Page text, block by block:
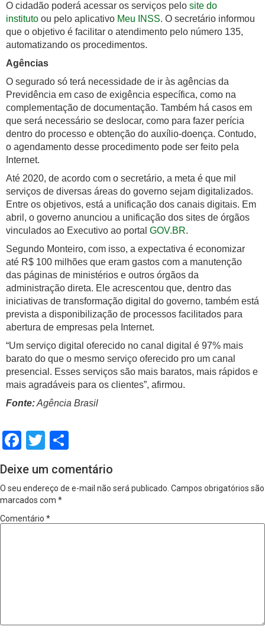
O cidadão poderá acessar os serviços pelo site do
instituto ou pelo aplicativo Meu INSS. O secretário informou
que o objetivo é facilitar o atendimento pelo número 135,
automatizando os procedimentos.
Agências
O segurado só terá necessidade de ir às agências da
Previdência em caso de exigência específica, como na
complementação de documentação. Também há casos em
que será necessário se deslocar, como para fazer perícia
dentro do processo e obtenção do auxílio-doença. Contudo,
o agendamento desse procedimento pode ser feito pela
Internet.
Até 2020, de acordo com o secretário, a meta é que mil
serviços de diversas áreas do governo sejam digitalizados.
Entre os objetivos, está a unificação dos canais digitais. Em
abril, o governo anunciou a unificação dos sites de órgãos
vinculados ao Executivo ao portal GOV.BR.
Segundo Monteiro, com isso, a expectativa é economizar
até R$ 100 milhões que eram gastos com a manutenção
das páginas de ministérios e outros órgãos da
administração direta. Ele acrescentou que, dentro das
iniciativas de transformação digital do governo, também está
prevista a disponibilização de processos facilitados para
abertura de empresas pela Internet.
“Um serviço digital oferecido no canal digital é 97% mais
barato do que o mesmo serviço oferecido pro um canal
presencial. Esses serviços são mais baratos, mais rápidos e
mais agradáveis para os clientes”, afirmou.
Fonte:Agência Brasil
Facebook
Twitter
Deixe um comentário
O seu endereço de e-mail não será publicado. Campos obrigatórios são
marcados com *
Comentário *